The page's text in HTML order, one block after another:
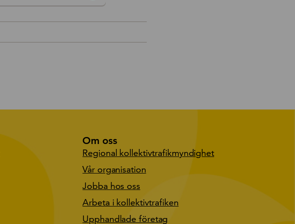
Om oss
Regional kollektivtrafikmyndighet
Vår organisation
Jobba hos oss
Arbeta i kollektivtrafiken
Upphandlade företag